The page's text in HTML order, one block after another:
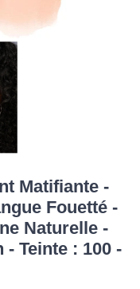
Matifiante -
Fouetté -
Naturelle -
Teinte : 100 -